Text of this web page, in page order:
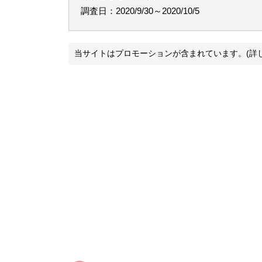
調査日：2020/9/30～2020/10/5
当サイトはプロモーションが含まれています。(詳